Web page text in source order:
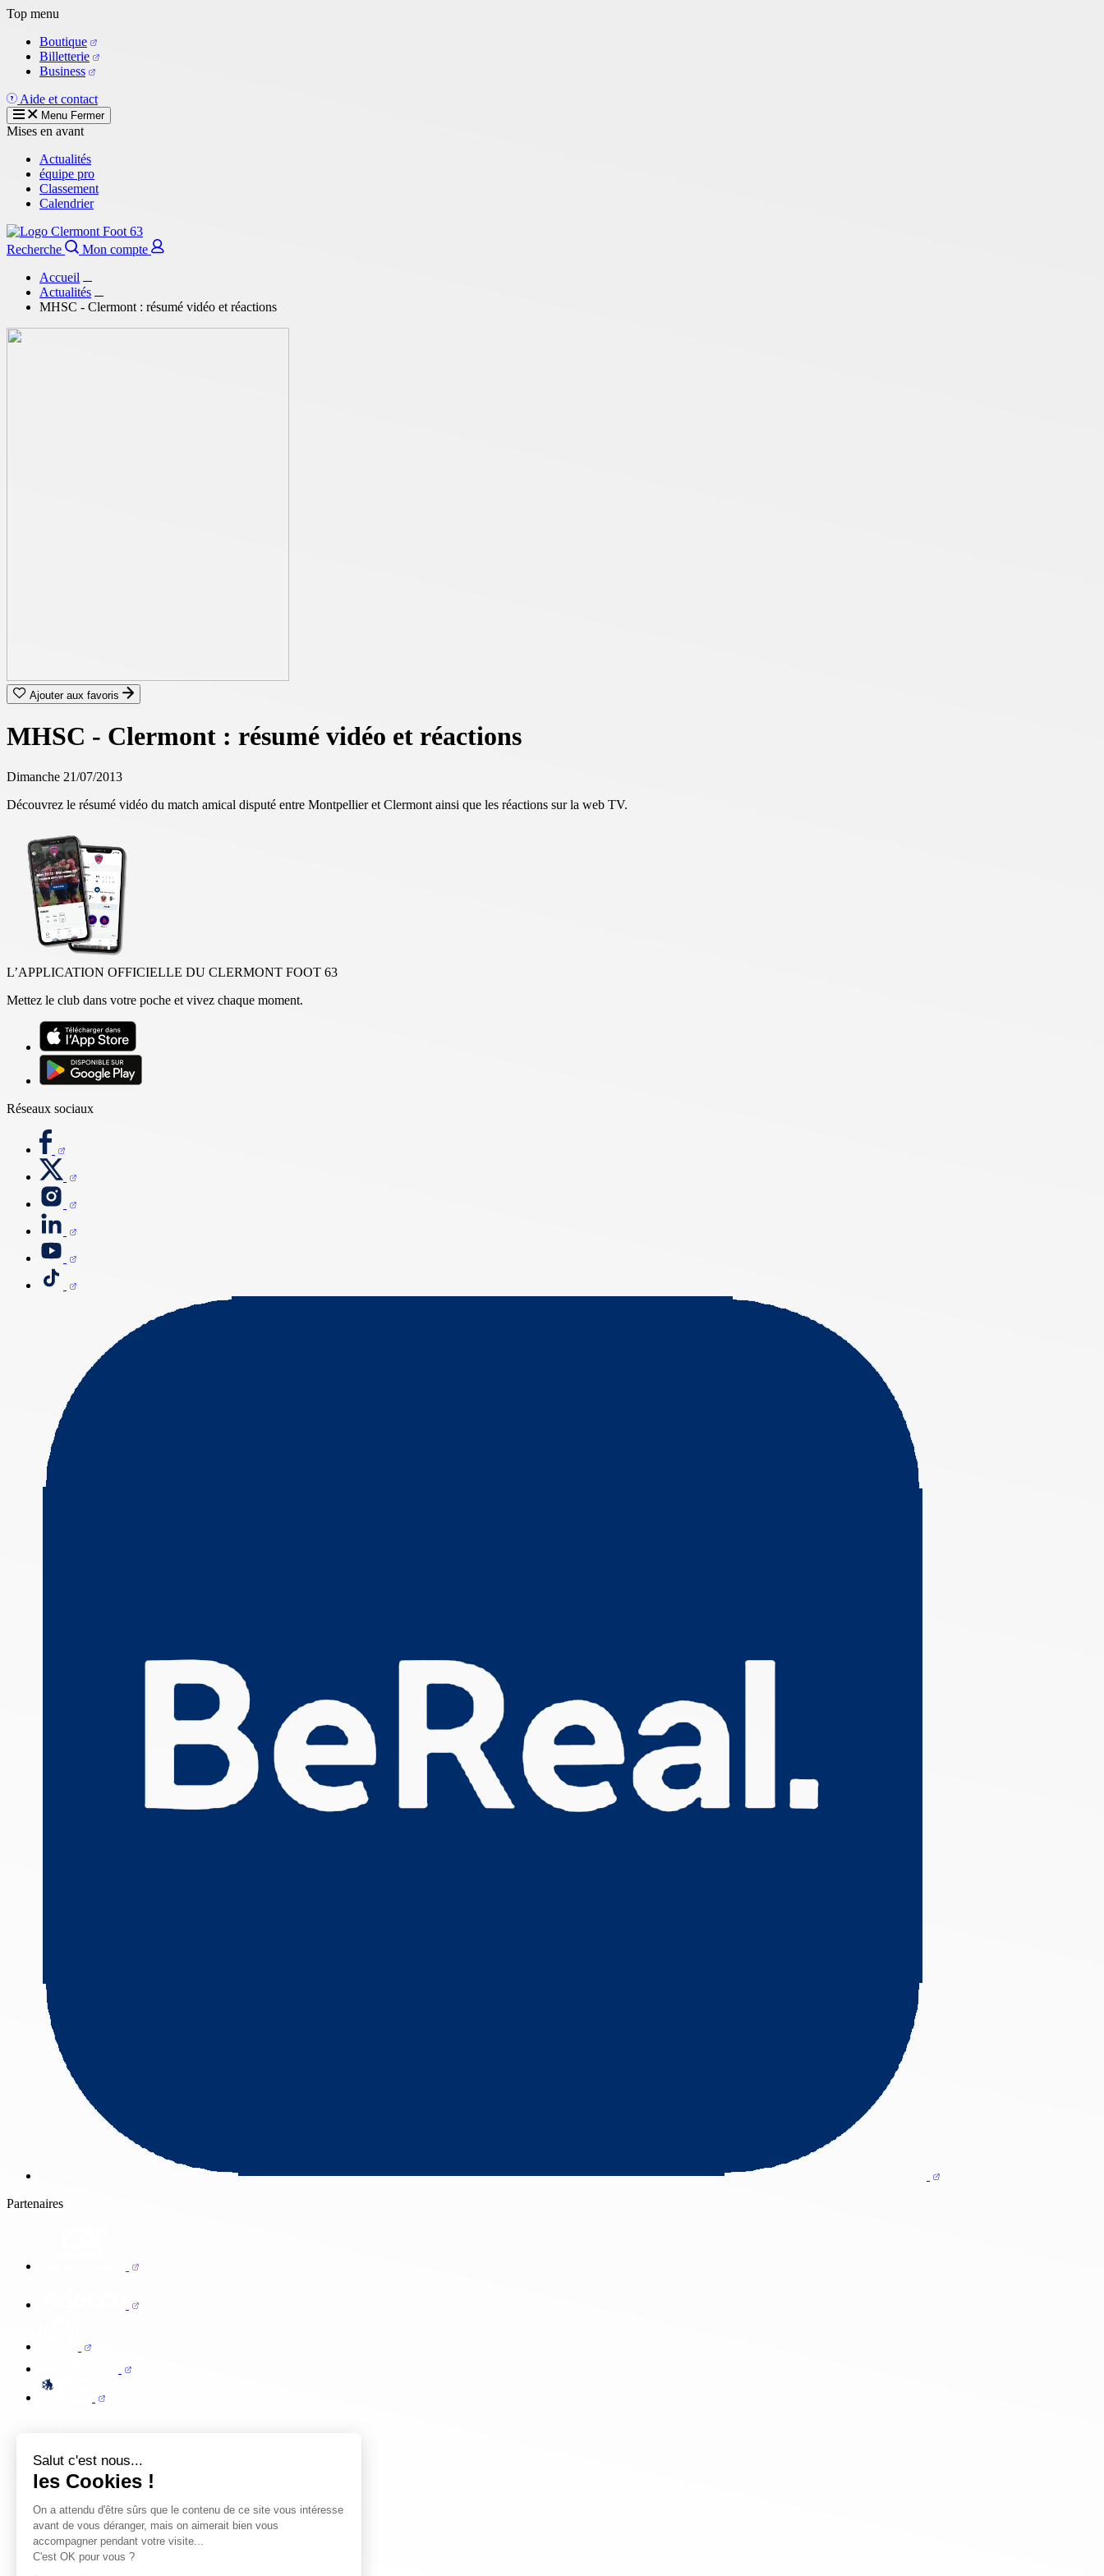
Salut c'est nous...
les Cookies !
On a attendu d'être sûrs que le contenu de ce site vous intéresse
avant de vous déranger, mais on aimerait bien vous
accompagner pendant votre visite...
C'est OK pour vous ?
Aller
contenu
principal
Top menu
Boutique
Billetterie
Business
Aide et contact
Menu Fermer
Mises en avant
Actualités
équipe pro
Classement
Calendrier
Recherche
Mon compte
Accueil
Actualités
MHSC - Clermont : résumé vidéo et réactions
Ajouter aux favoris
MHSC - Clermont : résumé vidéo et réactions
Dimanche 21/07/2013
Découvrez le résumé vidéo du match amical disputé entre Montpellier et Clermont ainsi que les réactions sur la web TV.
L’APPLICATION OFFICIELLE DU CLERMONT FOOT 63
Mettez le club dans votre poche et vivez chaque moment.
Réseaux sociaux
Partenaires